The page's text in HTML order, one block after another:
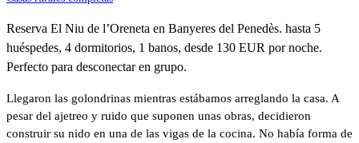
Reserva El Niu de l’Oreneta en Banyeres del Penedès. hasta 5
huéspedes, 4 dormitorios, 1 banos, desde 130 EUR por noche.
Perfecto para desconectar en grupo.
Llegaron las golondrinas mientras estábamos arreglando la casa. A
pesar del ajetreo y ruido que suponen unas obras, decidieron
construir su nido en una de las vigas de la cocina. No había forma de